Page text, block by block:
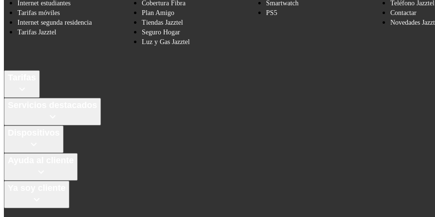
Internet estudiantes
Tarifas móviles
Internet segunda residencia
Tarifas Jazztel
Cobertura Fibra
Plan Amigo
Tiendas Jazztel
Seguro Hogar
Luz y Gas Jazztel
Smartwatch
PS5
Teléfono Jazztel
Contactar
Novedades